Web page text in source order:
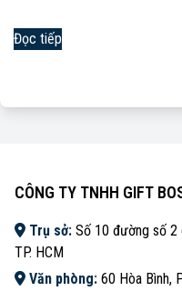
Đọc tiếp
CÔNG TY TNHH GIFT
Trụ sở: Số 10 đường số 2
TP. HCM
Văn phòng: 60 Hòa Bình,